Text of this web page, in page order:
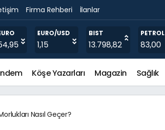
Firma Rehberi İlanlar
EURO/USD
1,15
BIST
13.798,82
PETROL
83,00
Köşe Yazarları Magazin Sağlık
Nasıl Geçer?